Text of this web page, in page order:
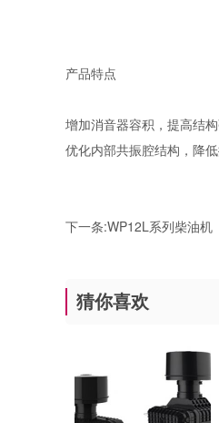
产品特点
增加消音器容积，提高结
优化内部共振腔结构，降
下一条:WP12L系列柴油机
猜你喜欢